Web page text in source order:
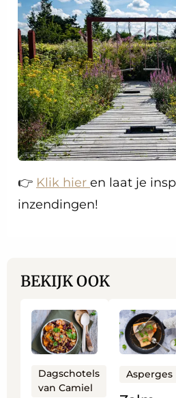
👉 Klik hier en laat je
inzendingen!
BEKIJK OOK
Dagschotels
van Camiel
Lees
meer
over
Bonenschotel
op
Asperges
Lees
meer
over
Zalm
met